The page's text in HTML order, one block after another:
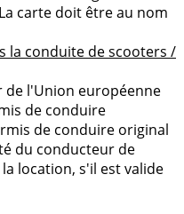
carte doit être au nom
la conduite de scooters /
de l'Union européenne
de conduire
de conduire original
du conducteur de
location, s'il est valide